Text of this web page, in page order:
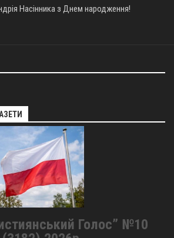
Насінника з Днем народження!
Голос” №10